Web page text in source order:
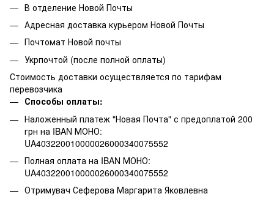
В отделение Новой Почты
Адресная доставка курьером Новой Почты
Почтомат Новой почты
Укрпочтой (после полной оплаты)
Стоимость доставки осуществляется по тарифам
перевозчика
Способы оплаты:
Наложенный платеж "Новая Почта" с предоплатой 200
грн на IBAN МОНО:
UA403220010000026000340075552
Полная оплата на IBAN МОНО:
UA403220010000026000340075552
Отримувач Сеферова Маргарита Яковлевна